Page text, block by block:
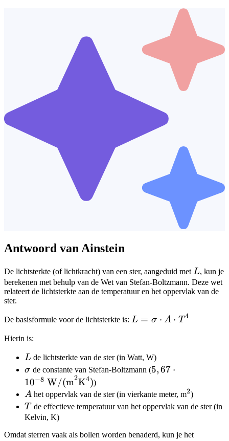
Antwoord van Ainstein
De lichtsterkte (of lichtkracht) van een ster, aangeduid met L
L, kun je
berekenen met behulp van de Wet van Stefan-Boltzmann. Deze wet
relateert de lichtsterkte aan de temperatuur en het oppervlak van de
ster.
De basisformule voor de lichtsterkte is: L =
A
\cdot
L = σ ⋅ A ⋅ T 4
Hierin is:
L
L de lichtsterkte van de ster (in Watt, W)
\sigma
σ de constante van Stefan-Boltzmann (5,67 \cdot 10^{-
W/
5,67 ⋅
10−8 W/(m2K4))
A
A het oppervlak van de ster (in vierkante meter, m^2
2)
T
T de effectieve temperatuur van het oppervlak van de ster (in
Kelvin, K)
Omdat sterren vaak als bollen worden benaderd, kun je het